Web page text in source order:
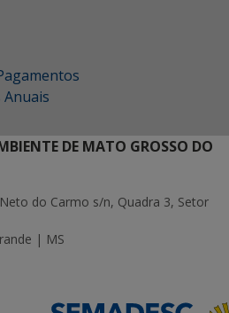
DE MATO GROSSO DO
do Carmo s/n, Quadra 3, Setor
| MS